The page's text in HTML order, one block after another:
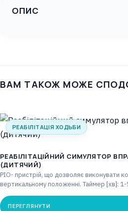
ОПИС
ВАМ ТАКОЖ МОЖЕ
РЕАБІЛІТАЦІЯ ХОДЬБИ
РЕАБІЛІТАЦІЙНИЙ СИМУЛЯТОР
(ДИТЯЧИЙ)
PIO- пристрій, що дозволяє виконувати
вертикальному положенні. Таймер [хв]: 1-
ПЕРЕГЛЯНУТИ